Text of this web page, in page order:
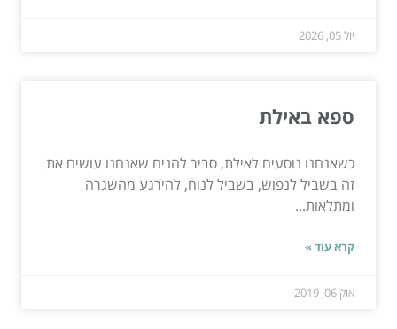
יול 05, 2026
ספא באילת
כשאנחנו נוסעים לאילת, סביר להניח שאנחנו עושים את
זה בשביל לנפוש, בשביל לנוח, להירגע מהשגרה
ומתלאות...
קרא עוד »
אוק 06, 2019